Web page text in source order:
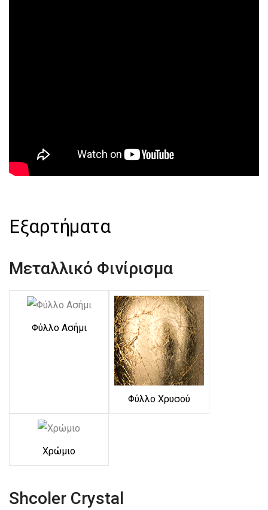
Εξαρτήματα
Μεταλλικό Φινίρισμα
Φύλλο Ασήμι
Φύλλο Χρυσού
Χρώμιο
Shcoler Crystal